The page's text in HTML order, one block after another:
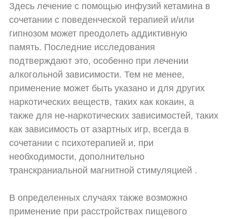
Здесь лечение с помощью инфузий кетамина в
сочетании с поведенческой терапией и/или
гипнозом может преодолеть аддиктивную
память. Последние исследования
подтверждают это, особенно при лечении
алкогольной зависимости. Тем не менее,
применение может быть указано и для других
наркотических веществ, таких как кокаин, а
также для не-наркотических зависимостей, таких
как зависимость от азартных игр, всегда в
сочетании с психотерапией и, при
необходимости, дополнительно
транскраниальной магнитной стимуляцией .
В определенных случаях также возможно
применение при расстройствах пищевого